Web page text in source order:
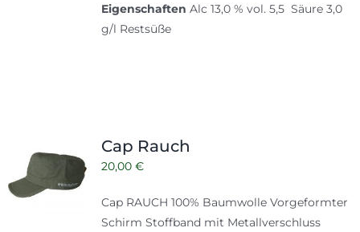
Eigenschaften Alc 13,0 % vol. 5,5 Säure 3,0
g/l Restsüße
Cap Rauch
20,00 €
Cap RAUCH 100% Baumwolle Vorgeformter
Schirm Stoffband mit Metallverschluss